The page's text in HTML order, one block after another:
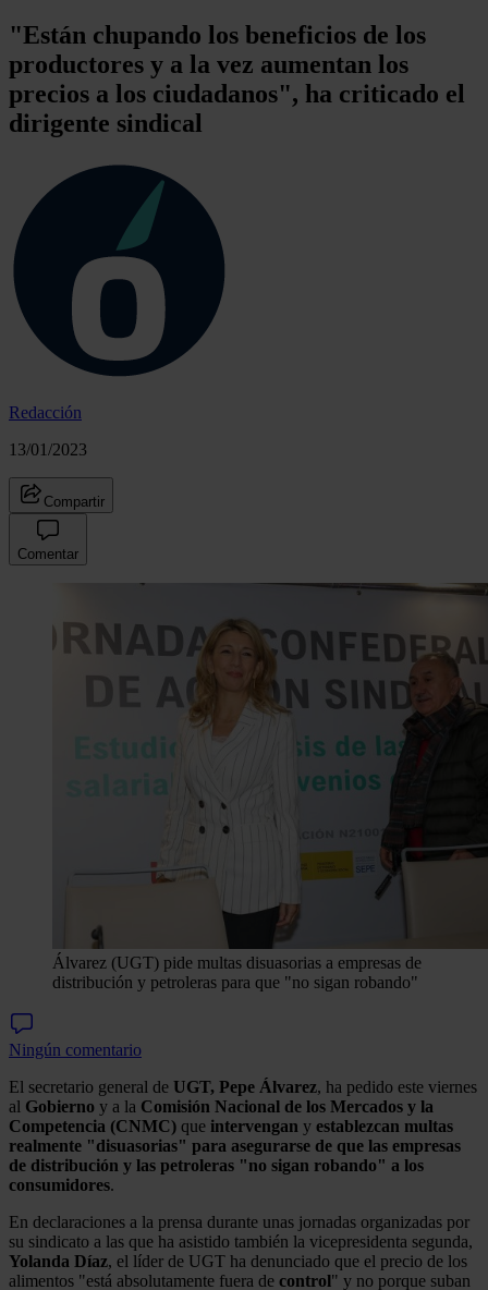
"Están chupando los beneficios de los
productores y a la vez aumentan los
precios a los ciudadanos", ha criticado el
dirigente sindical
Redacción
13/01/2023
Compartir
Comentar
Álvarez (UGT) pide multas disuasorias a empresas de
distribución y petroleras para que "no sigan robando"
Ningún comentario
El secretario general de UGT, Pepe Álvarez, ha pedido este viernes
al Gobierno y a la Comisión Nacional de los Mercados y la
Competencia (CNMC) que intervengan y establezcan multas
realmente "disuasorias" para asegurarse de que las empresas
de distribución y las petroleras "no sigan robando" a los
consumidores.
En declaraciones a la prensa durante unas jornadas organizadas por
su sindicato a las que ha asistido también la vicepresidenta segunda,
Yolanda Díaz, el líder de UGT ha denunciado que el precio de los
alimentos "está absolutamente fuera de control" y no porque suban